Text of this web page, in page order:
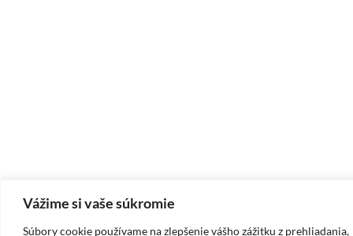
Vážime si vaše súkromie
Súbory cookie používame na zlepšenie vášho zážitku z prehliadania,